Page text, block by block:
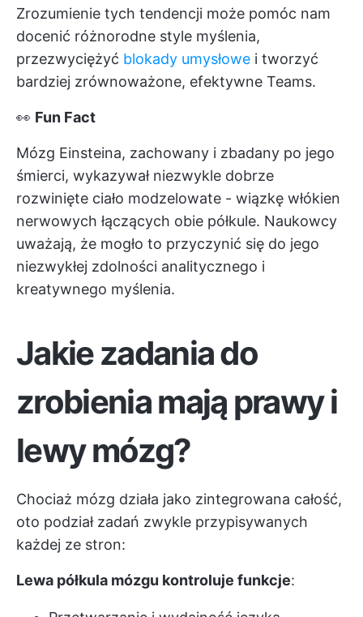
Zrozumienie tych tendencji może pomóc nam
docenić różnorodne style myślenia,
przezwyciężyć blokady umysłowe i tworzyć
bardziej zrównoważone, efektywne Teams.
👀 Fun Fact
Mózg Einsteina, zachowany i zbadany po jego
śmierci, wykazywał niezwykle dobrze
rozwinięte ciało modzelowate - wiązkę włókien
nerwowych łączących obie półkule. Naukowcy
uważają, że mogło to przyczynić się do jego
niezwykłej zdolności analitycznego i
kreatywnego myślenia.
Jakie zadania do
zrobienia mają prawy i
lewy mózg?
Chociaż mózg działa jako zintegrowana całość,
oto podział zadań zwykle przypisywanych
każdej ze stron:
Lewa półkula mózgu kontroluje funkcje: